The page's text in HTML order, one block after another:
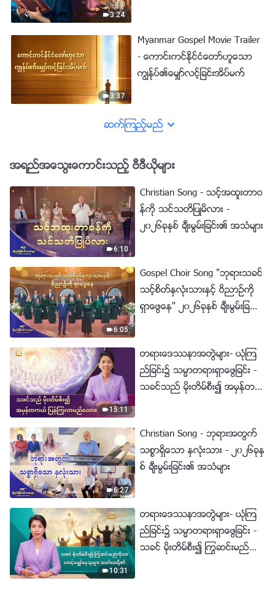
3:24
3:37
Myanmar Gospel Movie Trailer
- ေကာင္းကင္ႏိုင္ငံေတာ္ဟူေသာ
ကြၽန္ုပ္၏ေမွ်ာ္လင့္ျခင္းအိပ္မက္
ဆက္ၾကည့္မည္
အရည္အေသြးေကာင္းသည့္ ဗီဒီယိုမ်ား
6:10
Christian Song - သင့္အထူးတာဝ
န္ကို သင္သတိျပဳမိလား -
၂၀၂၆ခုႏွစ္ ခ်ီးမြမ္းျခင္း၏ အသံမ်ား
6:05
Gospel Choir Song "ဘုရားသခင္
သင့္စိတ္ႏွလုံးသားႏွင့္ ဝိညာဥ္ကို
ရွာေဖြေန" ၂၀၂၆ခုႏွစ္ ခ်ီးမြမ္းျခ
15:11
တရားေဒႆနာအတြဲမ်ား- ယုံၾက
ည္ျခင္း၌ သမၼာတရားရွာေဖြျခင္း -
သခင္သည္ မိုးတိမ္စီး၍ အမွန္တက
6:27
Christian Song - ဘုရားအတြက္
သစၥာရွိေသာ ႏွလုံးသား - ၂၀၂၆ခုႏွ
စ္ ခ်ီးမြမ္းျခင္း၏ အသံမ်ား
10:31
တရားေဒႆနာအတြဲမ်ား- ယုံၾက
ည္ျခင္း၌ သမၼာတရားရွာေဖြျခင္း -
သခင္ မိုးတိမ္စီး၍ ႂကြဆင္းမည္ကို